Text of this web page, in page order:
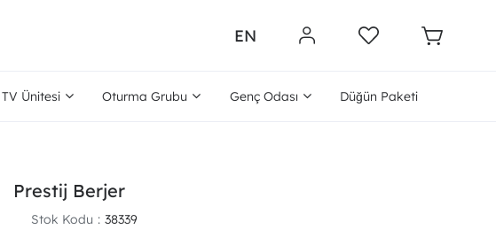
EN
TV Ünitesi Oturma Grubu Genç Odası Düğün Paketi
Prestij Berjer
Stok Kodu 38339